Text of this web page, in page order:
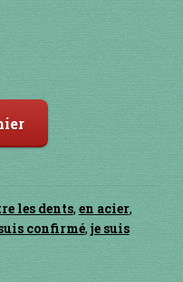
les dents,en acier,
confirmé, je suis